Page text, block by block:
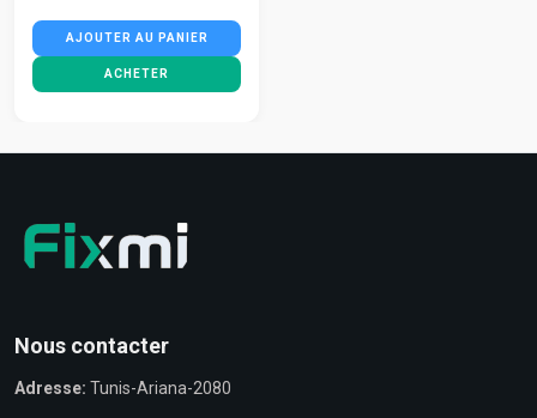
AJOUTER AU PANIER
ACHETER
Nous contacter
Adresse: Tunis-Ariana-2080